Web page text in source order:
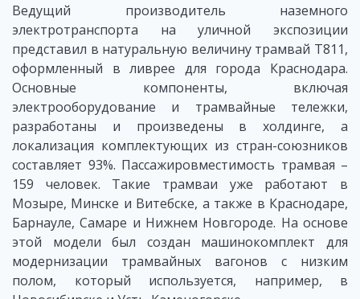
Ведущий производитель наземного
электротранспорта на уличной экспозиции
представил в натуральную величину трамвай Т811,
оформленный в ливрее для города Краснодара.
Основные компоненты, включая
электрооборудование и трамвайные тележки,
разработаны и произведены в холдинге, а
локализация комплектующих из стран-союзников
составляет 93%. Пассажировместимость трамвая –
159 человек. Такие трамваи уже работают в
Мозыре, Минске и Витебске, а также в Краснодаре,
Барнауле, Самаре и Нижнем Новгороде. На основе
этой модели был создан машинокомплект для
модернизации трамвайных вагонов с низким
полом, который используется, например, в